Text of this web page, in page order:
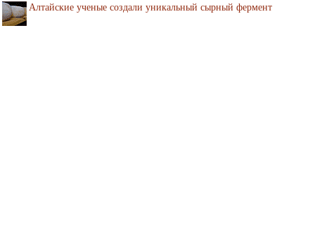
Алтайские ученые создали уникальный сырный фермент